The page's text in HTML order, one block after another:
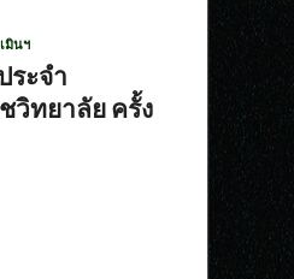
มินฯ
ะจำ
วิทยาลัย ครั้ง